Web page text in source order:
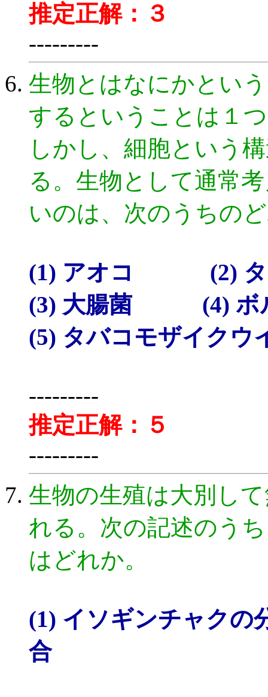
推定正解：３
---------
生物とはなにかとい
するということは１
しかし、細胞という
る。生物として通常
いのは、次のうちの
(1) アオコ (2) タ
(3) 大腸菌 (4) ボ
(5) タバコモザイクウ
---------
推定正解：５
---------
生物の生殖は大別し
れる。次の記述のう
はどれか。
(1) イソギンチャク
合